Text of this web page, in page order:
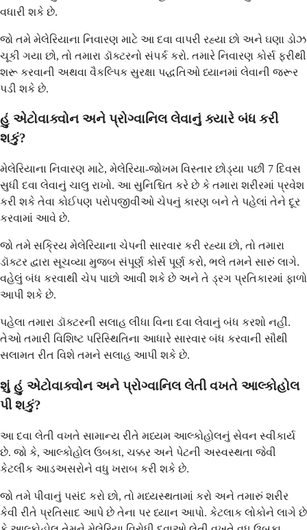
વધારી શકે છે.
જો તમે મેલેરિયાના નિવારણ માટે આ દવા વાપરી રહ્યા છો અને ઘણા ડોઝ
ચૂકી ગયા છો, તો તમારા ડૉક્ટરનો સંપર્ક કરો. તમારે નિવારણ કોર્સ ફરીથી
શરૂ કરવાની અથવા વૈકલ્પિક સુરક્ષા પદ્ધતિઓ ધ્યાનમાં લેવાની જરૂર
પડી શકે છે.
હું એટોવાક્વોન અને પ્રોગ્વાનિલ લેવાનું ક્યારે બંધ કરી
શકું?
મેલેરિયાના નિવારણ માટે, મેલેરિયા-જોખમ વિસ્તાર છોડ્યા પછી 7 દિવસ
સુધી દવા લેવાનું ચાલુ રાખો. આ સુનિશ્ચિત કરે છે કે તમારા શરીરમાં પ્રવેશ
કરી શકે તેવા કોઈપણ પરોપજીવીઓ ચેપનું કારણ બને તે પહેલાં તેને દૂર
કરવામાં આવે છે.
જો તમે સક્રિય મેલેરિયાના ચેપની સારવાર કરી રહ્યા છો, તો તમારા
ડૉક્ટર દ્વારા સૂચવ્યા મુજબ સંપૂર્ણ કોર્સ પૂર્ણ કરો, ભલે તમને સારું લાગે.
વહેલું બંધ કરવાથી ચેપ પાછો આવી શકે છે અને તે ડ્રગ પ્રતિકારમાં ફાળો
આપી શકે છે.
પહેલા તમારા ડૉક્ટરની સલાહ લીધા વિના દવા લેવાનું બંધ કરશો નહીં.
તેઓ તમારી વિશિષ્ટ પરિસ્થિતિના આધારે સારવાર બંધ કરવાની સૌથી
સલામત રીત વિશે તમને સલાહ આપી શકે છે.
શું હું એટોવાક્વોન અને પ્રોગ્વાનિલ લેતી વખતે આલ્કોહોલ
પી શકું?
આ દવા લેતી વખતે સામાન્ય રીતે મધ્યમ આલ્કોહોલનું સેવન સ્વીકાર્ય
છે. જો કે, આલ્કોહોલ ઉબકા, ચક્કર અને પેટની અસ્વસ્થતા જેવી
કેટલીક આડઅસરોને વધુ ખરાબ કરી શકે છે.
જો તમે પીવાનું પસંદ કરો છો, તો મધ્યસ્થતામાં કરો અને તમારું શરીર
કેવી રીતે પ્રતિસાદ આપે છે તેના પર ધ્યાન આપો. કેટલાક લોકોને લાગે છે